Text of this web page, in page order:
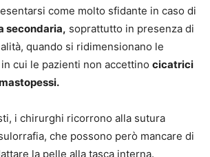
come molto sfidante in caso di
secondaria, soprattutto in presenza di
quando si ridimensionano le
cui le pazienti non accettino cicatrici
i chirurghi ricorrono alla sutura
che possono però mancare di
la pelle alla tasca interna.